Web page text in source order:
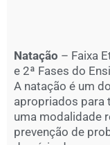
Natação – Faixa
e 2ª Fases do
A natação é um
apropriados para
uma modalidade
prevenção de